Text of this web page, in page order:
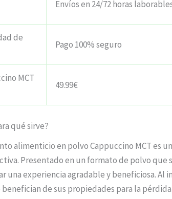
Envíos en 24/72 horas
de
Pago 100% seguro
MCT
49.99€
qué sirve?
alimenticio en polvo Cappuccino MCT es
Presentado en un formato de polvo
una experiencia agradable y beneficiosa.
benefician de sus propiedades para la